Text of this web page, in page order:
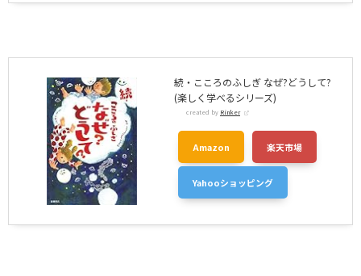
続・こころのふしぎ なぜ?どうして?
(楽しく学べるシリーズ)
created by Rinker
Amazon 楽天市場
Yahooショッピング